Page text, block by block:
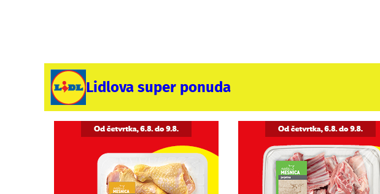
Lidlova super ponuda